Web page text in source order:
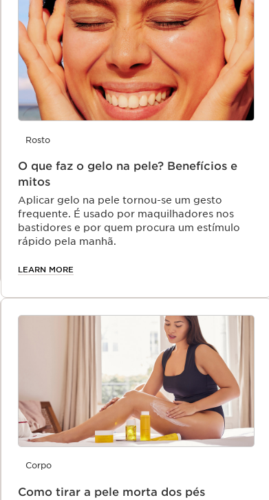
Rosto
O que faz o gelo na pele? Benefícios e
mitos
Aplicar gelo na pele tornou-se um gesto
frequente. É usado por maquilhadores nos
bastidores e por quem procura um estímulo
rápido pela manhã.
LEARN MORE
Corpo
Como tirar a pele morta dos pés